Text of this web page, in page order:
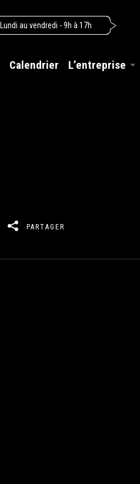
Lundi au vendredi - 9h à 17h
Calendrier L’entreprise
PARTAGER